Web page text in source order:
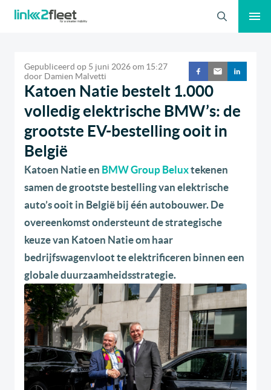
Zoeken
Gepubliceerd op 5 juni 2026om 15:27
door Damien Malvetti
Katoen Natie bestelt 1.000
volledig elektrische BMW’s: de
grootste EV-bestelling ooit in
België
Katoen Natie en BMW Group Beluxtekenen
samen de grootste bestelling van elektrische
auto’s ooit in België bij één autobouwer. De
overeenkomst ondersteunt de strategische
keuze van Katoen Natie om haar
bedrijfswagenvloot te elektrificeren binnen een
globale duurzaamheidsstrategie.